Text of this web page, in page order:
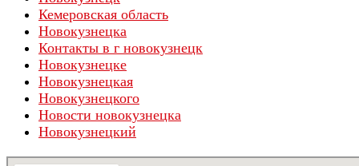
Кемеровская область
Новокузнецка
Контакты в г новокузнецк
Новокузнецке
Новокузнецкая
Новокузнецкого
Новости новокузнецка
Новокузнецкий